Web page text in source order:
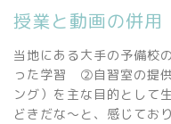
授業と動画の併用
当地にある大手の予備校
った学習 ②自習室の提
ング）を主な目的として
どきだな～と、感じて